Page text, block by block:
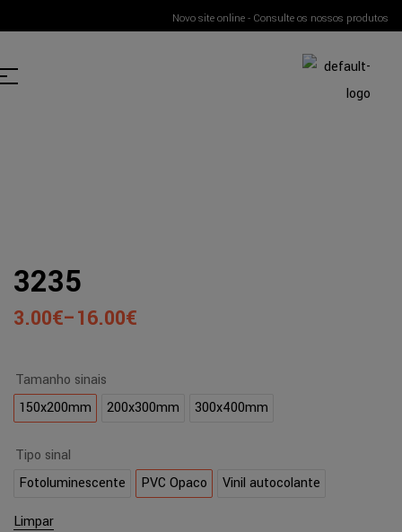
Novo site online - Consulte os nossos produtos
3235
3.00€–16.00€
Tamanho sinais
150x200mm
200x300mm 300x400mm
Tipo sinal
Fotoluminescente
PVC Opaco Vinil autocolante
Limpar